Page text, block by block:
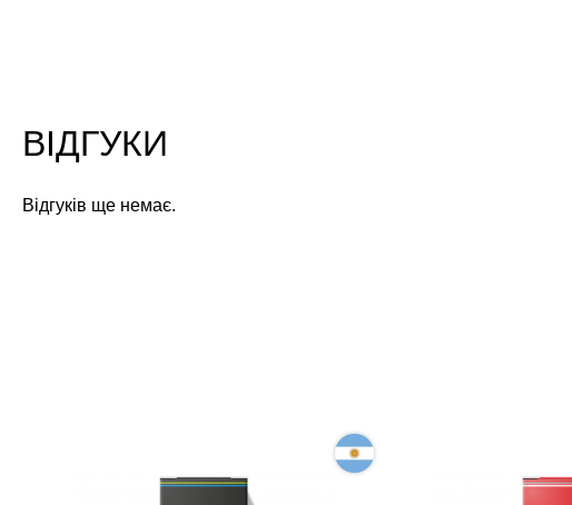
ВІДГУКИ
Відгуків ще немає.